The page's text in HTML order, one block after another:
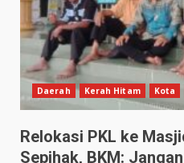
Daerah Kerah Hitam Kota
Relokasi PKL ke
Sepihak, BKM: